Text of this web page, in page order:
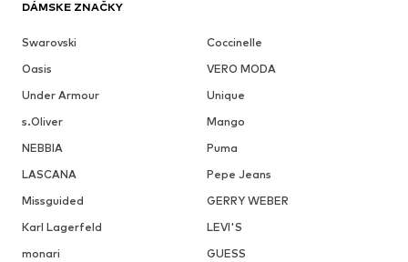
DÁMSKE ZNAČKY
Swarovski
Coccinelle
Oasis
VERO MODA
Under Armour
Unique
s.Oliver
Mango
NEBBIA
Puma
LASCANA
Pepe Jeans
Missguided
GERRY WEBER
Karl Lagerfeld
LEVI'S
monari
GUESS